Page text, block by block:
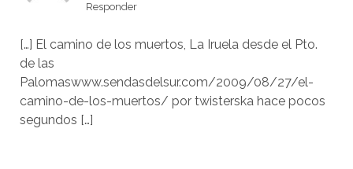
Responder
[…] El camino de los muertos, La Iruela desde el Pto.
de las
Palomaswww.sendasdelsur.com/2009/08/27/el-
camino-de-los-muertos/ por twisterska hace pocos
segundos […]